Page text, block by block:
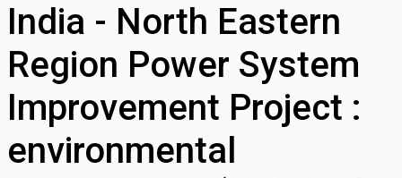
India - North Eastern
Region Power System
Improvement Project :
environmental